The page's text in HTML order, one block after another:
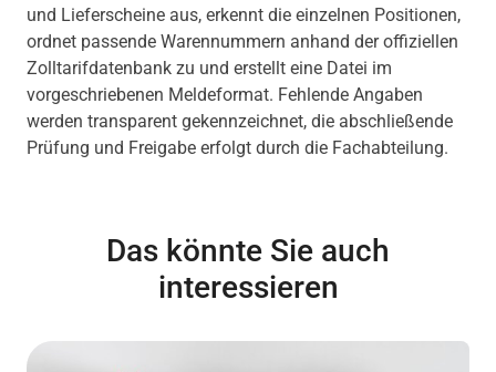
und Lieferscheine aus, erkennt die einzelnen Positionen,
ordnet passende Warennummern anhand der offiziellen
Zolltarifdatenbank zu und erstellt eine Datei im
vorgeschriebenen Meldeformat. Fehlende Angaben
werden transparent gekennzeichnet, die abschließende
Prüfung und Freigabe erfolgt durch die Fachabteilung.
Das könnte Sie auch
interessieren